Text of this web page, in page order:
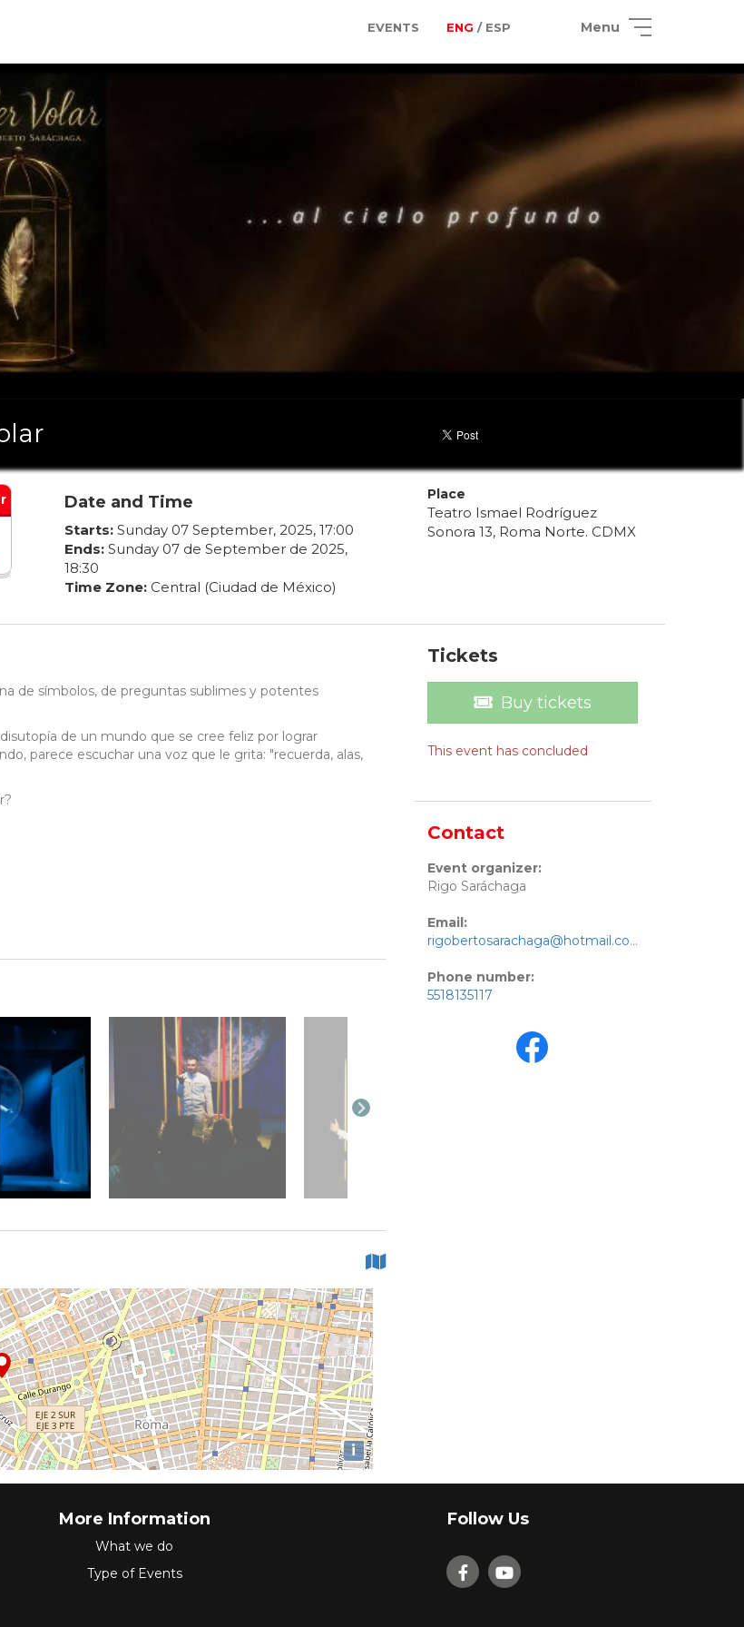
EVENTS ENG / ESP Menu
Date and Time
Starts: Sunday 07 September, 2025, 17:00
Ends: Sunday 07de Septemberde 2025,
18:30
Time Zone: Central (Ciudad de México)
Place
Teatro Ismael Rodríguez
Sonora 13, Roma Norte. CDMX
de símbolos, de preguntas sublimes y potentes
de un mundo que se cree feliz por lograr
parece escuchar una voz que le grita: "recuerda, alas,
i
Tickets
Buy tickets
This event has concluded
Contact
Event organizer:
Rigo Saráchaga
Email:
rigobertosarachaga@hotmail.com
Phone number:
5518135117
More Information
What we do
Type of Events
Follow Us